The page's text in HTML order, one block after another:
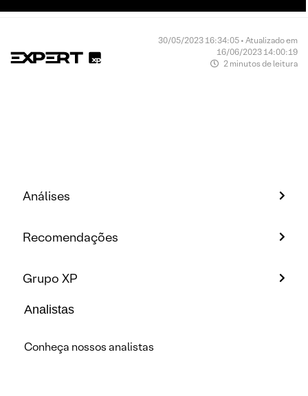
30/05/2023 16:34:05 • Atualizado em
16/06/2023 14:00:19
2 minutos de leitura
Análises
Recomendações
Grupo XP
Analistas
Conheça nossos analistas